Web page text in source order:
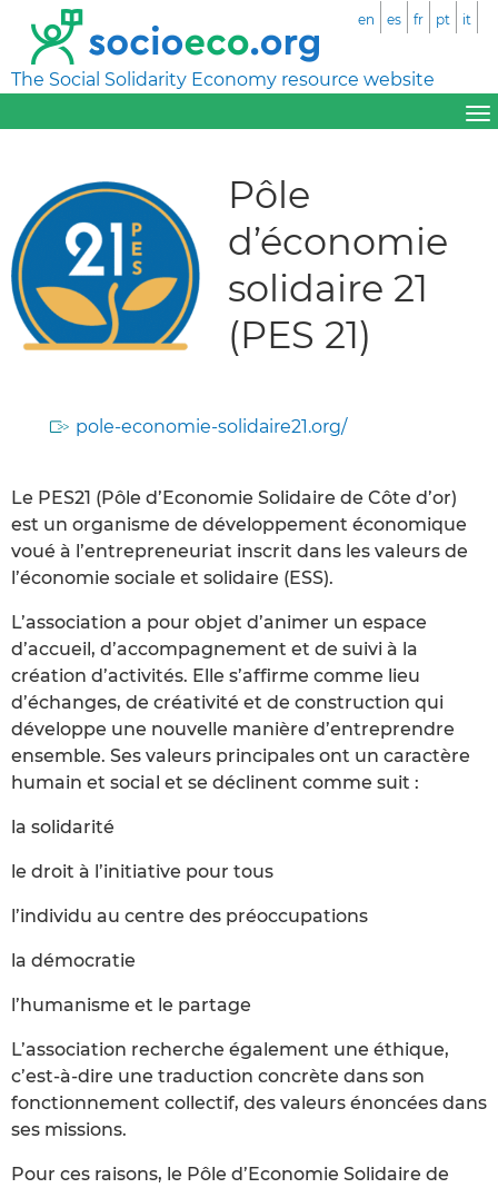
The Social Solidarity Economy resource website
en es fr pt it
Pôle
d’économie
solidaire 21
(PES 21)
pole-economie-solidaire21.org/
Le PES21 (Pôle d’Economie Solidaire de Côte d’or)
est un organisme de développement économique
voué à l’entrepreneuriat inscrit dans les valeurs de
l’économie sociale et solidaire (ESS).
L’association a pour objet d’animer un espace
d’accueil, d’accompagnement et de suivi à la
création d’activités. Elle s’affirme comme lieu
d’échanges, de créativité et de construction qui
développe une nouvelle manière d’entreprendre
ensemble. Ses valeurs principales ont un caractère
humain et social et se déclinent comme suit :
la solidarité
le droit à l’initiative pour tous
l’individu au centre des préoccupations
la démocratie
l’humanisme et le partage
L’association recherche également une éthique,
c’est-à-dire une traduction concrète dans son
fonctionnement collectif, des valeurs énoncées dans
ses missions.
Pour ces raisons, le Pôle d’Economie Solidaire de